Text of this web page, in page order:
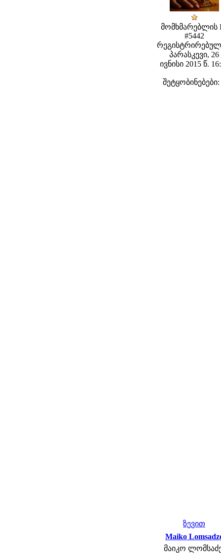
მომხმარებლის
#5442
პარასკევი, 26
ივნისი 2015 წ.
შეტყობინებები:
ზევით
Maiko
მაიკო